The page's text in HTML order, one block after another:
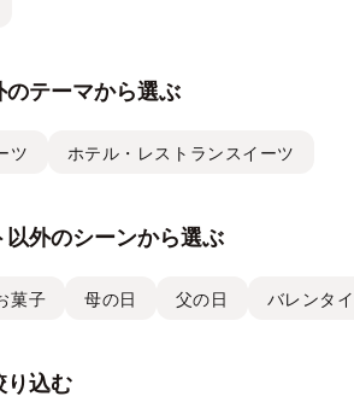
テーマから選ぶ
ツ ホテル・レストランスイーツ
外のシーンから選ぶ
菓子 母の日 父の日 バレンタ
り込む